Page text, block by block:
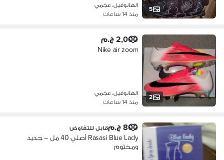
5
الهانوفيل، عجمي
منذ 14 ساعات
2
2,000 ج.م
Nike air zoom
الهانوفيل، عجمي
منذ 14 ساعات
800 ج.م قابل للتفاوض
Rasasi Blue Lady أصلي 40 مل – جديد
ومختوم